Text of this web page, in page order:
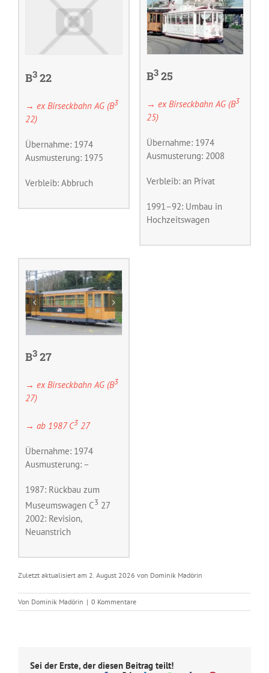
B3 22
→ ex Birseckbahn AG (B3
22)
Übernahme: 1974
Ausmusterung: 1975
Verbleib: Abbruch
B325
→ ex Birseckbahn AG (B3
25)
Übernahme: 1974
Ausmusterung: 2008
Verbleib: an Privat
1991–92: Umbau in
Hochzeitswagen
B3 27
→ ex Birseckbahn AG (B3
27)
→ ab 1987 C3 27
Übernahme: 1974
Ausmusterung: –
1987: Rückbau zum
Museumswagen C3 27
2002: Revision,
Neuanstrich
Zuletzt aktualisiert am 2. August 2026 von Dominik Madörin
Von Dominik Madörin | 0 Kommentare
Sei der Erste, der diesen Beitrag teilt!